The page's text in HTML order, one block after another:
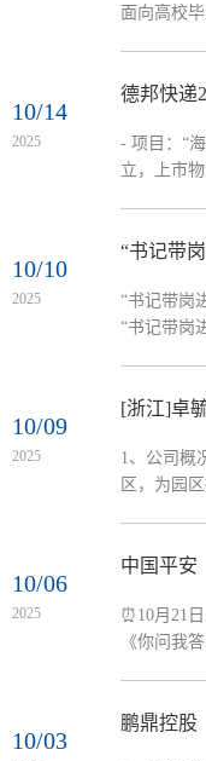
的低压电
面向高校
10/14
2025
德邦快递
- 项目：“
立，上市
营/产品/财
系：
10/10
2025
“书记带
“书记带岗
“书记带岗
才服务局
10/09
2025
[浙江]卓
1、公司概
区，为园
站，回复
逊、WISH
件3. 跨境
10/06
2025
中国平安
⏰10月21
《你问我
司管培生
10/03
鹏鼎控股